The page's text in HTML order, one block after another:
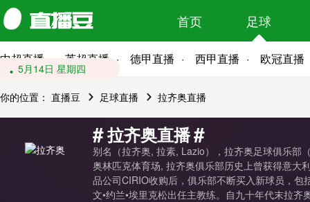
首页 足球
中超直播 英超直播 德甲直播 西甲直播 欧冠直播
你的位置： 直播豆 足球直播 拉齐奥直播
#拉齐奥直播#
别名（拉齐奥, 拉素, Lazio），拉齐奥足球俱乐部
奥林匹克体育场, 拉齐奥俱乐部历史上曾获得意大
品公司CIRIO收购后，俱乐部不断买入新球员，包
文•约兰•埃里克松出任主教练。自九十年代末拉齐
5月17日 星期日
5月14日 星期四